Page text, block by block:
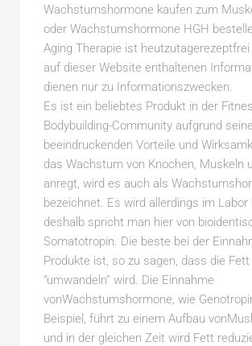
Wachstumshormone kaufen zum
oder Wachstumshormone HGH
Aging Therapie ist
auf dieser Website enthaltenen
dienen nur zu Informationszwecken.
Es ist ein beliebtes Produkt in der
Bodybuilding-Community aufgrund
beeindruckenden Vorteile und
das Wachstum von Knochen, Muskeln
anregt, wird es auch als
bezeichnet. Es wird allerdings im Labor
deshalb spricht man hier von
Somatotropin. Die beste bei der
Produkte ist, so zu sagen, dass die Fett
“umwandeln” wird. Die Einnahme
vonWachstumshormone, wie
Beispiel, führt zu einem Aufbau
und in der gleichen Zeit wird Fett